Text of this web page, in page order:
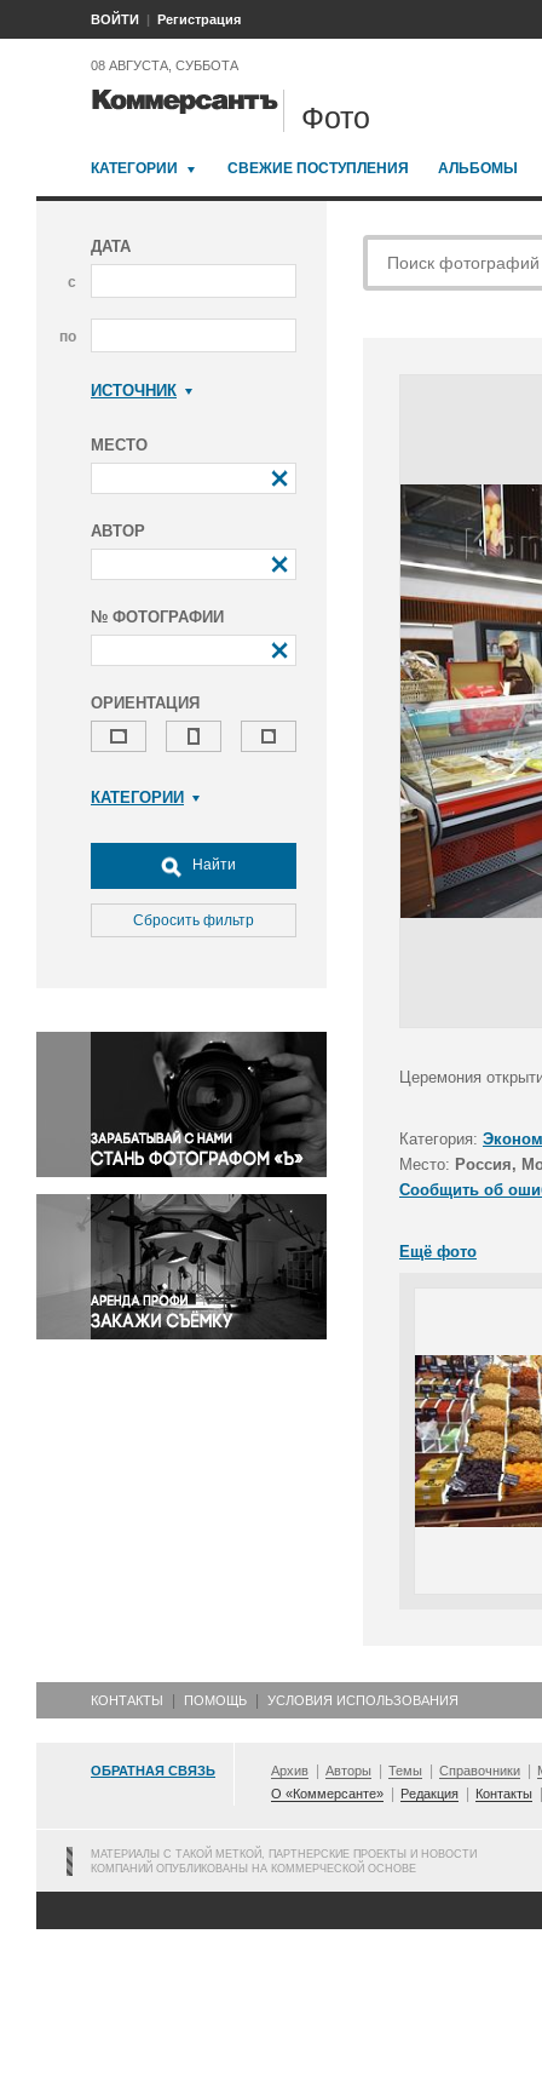
ВОЙТИ Регистрация
08 АВГУСТА, СУББОТА
Фото
КАТЕГОРИИ СВЕЖИЕ ПОСТУПЛЕНИЯ АЛЬБОМЫ
ДАТА
с
по
ИСТОЧНИК
МЕСТО
АВТОР
№ ФОТОГРАФИИ
ОРИЕНТАЦИЯ
КАТЕГОРИИ
Досуг, туризм и отдых
Культура
Медицина
Окружающая среда
Политика
Правосудие
Происшествия и конфликты
Религия
Светская жизнь
Спорт
Экология
Экономика и бизнес
Найти
Сбросить фильтр
Церемония
Категория:
Место: Россия,
Сообщить об
Ещё фото
КОНТАКТЫ ПОМОЩЬ УСЛОВИЯ ИСПОЛЬЗОВАНИЯ
ОБРАТНАЯ СВЯЗЬ Архив Авторы Темы Справочники
О «Коммерсанте»
Редакция Контакты
МАТЕРИАЛЫ С ТАКОЙ МЕТКОЙ, ПАРТНЕРСКИЕ ПРОЕКТЫ И НОВОСТИ
КОМПАНИЙ ОПУБЛИКОВАНЫ НА КОММЕРЧЕСКОЙ ОСНОВЕ